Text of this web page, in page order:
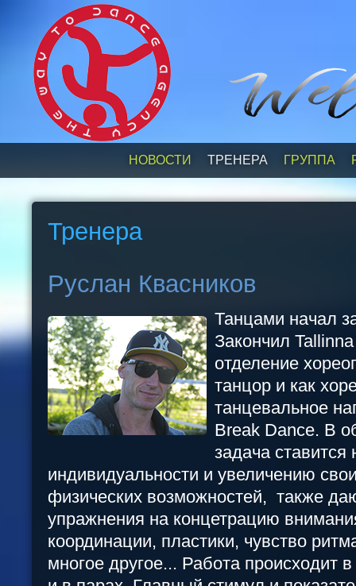
НОВОСТИ ТРЕНЕРА ГРУППА
Тренера
Руслан Квасников
Танцами начал
Закончил
отделение
танцор и как
танцевальное
Break Dance. В
задача ставится
индивидуальности и увеличению
физических возможностей, также
упражнения на концетрацию
координации, пластики, чувство
многое другое... Работа происходит